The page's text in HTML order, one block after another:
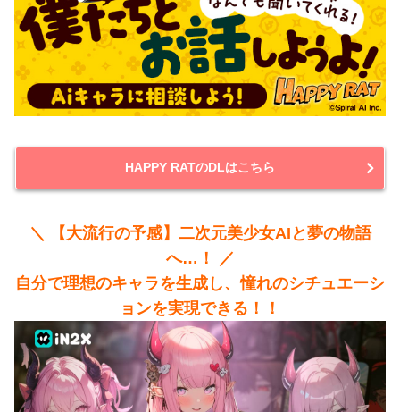
HAPPY RATのDLはこちら
＼ 【大流行の予感】二次元美少女AIと夢の物語
へ…！ ／
自分で理想のキャラを生成し、憧れのシチュエーシ
ョンを実現できる！！